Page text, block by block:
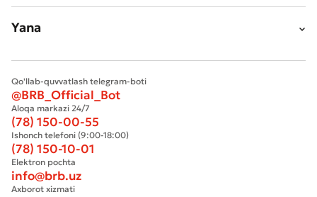
Yana
Qo'llab-quvvatlash telegram-boti
@BRB_Official_Bot
Aloqa markazi 24/7
(78) 150-00-55
Ishonch telefoni (9:00-18:00)
(78) 150-10-01
Elektron pochta
info@brb.uz
Axborot xizmati